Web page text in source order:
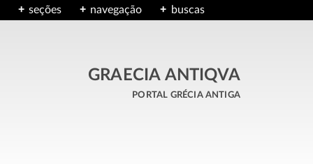
seções navegação buscas
GRAECIA ANTIQVA
portal grécia antiga